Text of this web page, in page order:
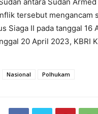
tersebut mengancam
Siaga II pada tanggal
20 April 2023, KBRI
Nasional Polhukam